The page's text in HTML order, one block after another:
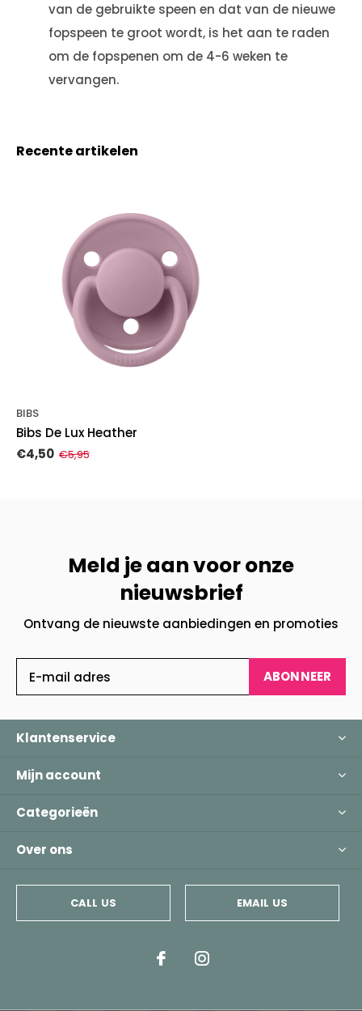
van de gebruikte speen en dat van de nieuwe
fopspeen te groot wordt, is het aan te raden
om de fopspenen om de 4-6 weken te
vervangen.
Recente artikelen
BIBS
Bibs De Lux Heather
€4,50 €5,95
Meld je aan voor onze
nieuwsbrief
Ontvang de nieuwste aanbiedingen en promoties
ABONNEER
Klantenservice
Mijn account
Categorieën
Over ons
CALL US EMAIL US